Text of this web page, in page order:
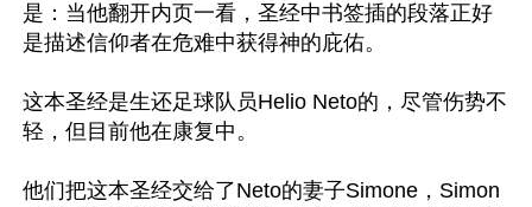
是：当他翻开内页一看，圣经中书签插的段落正好
是描述信仰者在危难中获得神的庇佑。
这本圣经是生还足球队员Helio Neto的，尽管伤势不
轻，但目前他在康复中。
他们把这本圣经交给了Neto的妻子Simone，Simon